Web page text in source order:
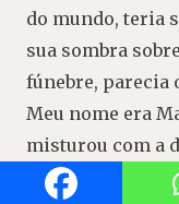
do mundo, teria
sua sombra
fúnebre, parecia
Meu nome era
misturou com a
meu coração,